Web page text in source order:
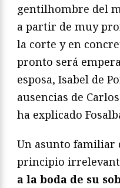
gentilhombre del
a partir de muy
la corte y en
pronto será
esposa, Isabel de
ausencias de
ha explicado
Un asunto familiar
principio
a la boda de su